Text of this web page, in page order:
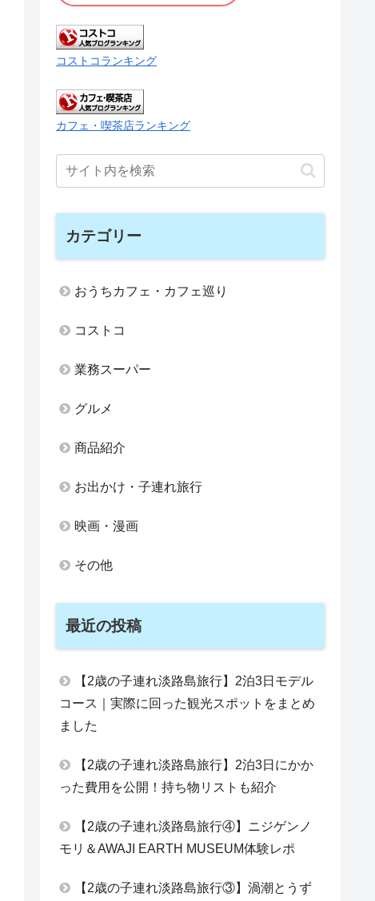
コストコランキング
カフェ・喫茶店ランキング
カテゴリー
おうちカフェ・カフェ巡り
コストコ
業務スーパー
グルメ
商品紹介
お出かけ・子連れ旅行
映画・漫画
その他
最近の投稿
【2歳の子連れ淡路島旅行】2泊3日モデル
コース｜実際に回った観光スポットをまとめ
ました
【2歳の子連れ淡路島旅行】2泊3日にかか
った費用を公開！持ち物リストも紹介
【2歳の子連れ淡路島旅行④】ニジゲンノ
モリ＆AWAJI EARTH MUSEUM体験レポ
【2歳の子連れ淡路島旅行③】渦潮とうず